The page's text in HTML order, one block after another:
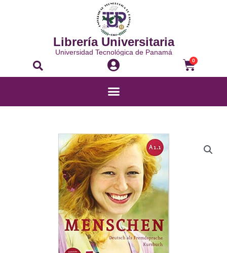
Librería Universitaria
Universidad Tecnológica de Panamá
Buscar 0
Carrito
Menú